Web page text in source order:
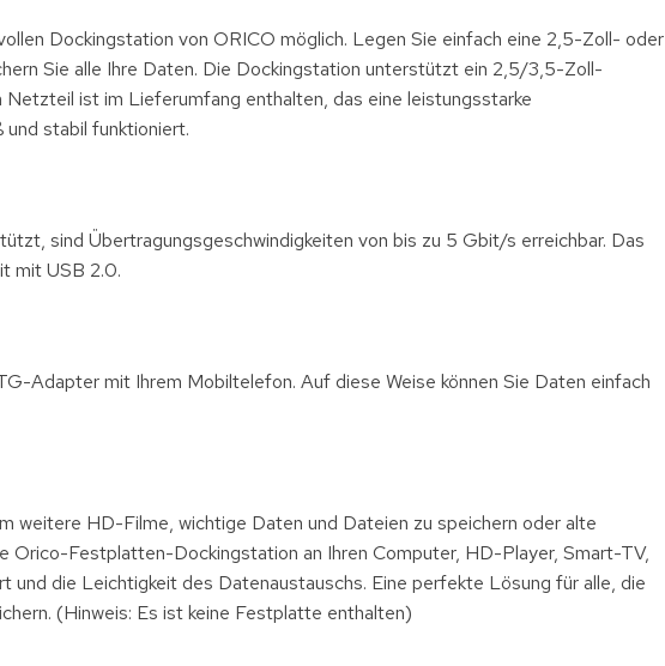
Dockingstation von ORICO möglich. Legen Sie einfach eine 2,5-Zoll- oder
Sie alle Ihre Daten. Die Dockingstation unterstützt ein 2,5/3,5-Zoll-
ist im Lieferumfang enthalten, das eine leistungsstarke
stabil funktioniert.
sind Übertragungsgeschwindigkeiten von bis zu 5 Gbit/s erreichbar. Das
mit USB 2.0.
Adapter mit Ihrem Mobiltelefon. Auf diese Weise können Sie Daten einfach
weitere HD-Filme, wichtige Daten und Dateien zu speichern oder alte
Orico-Festplatten-Dockingstation an Ihren Computer, HD-Player, Smart-TV,
und die Leichtigkeit des Datenaustauschs. Eine perfekte Lösung für alle, die
(Hinweis: Es ist keine Festplatte enthalten)